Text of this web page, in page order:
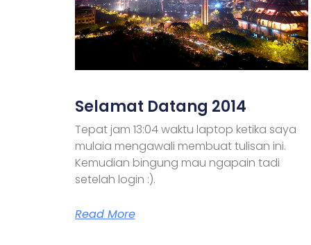
Selamat Datang 2014
Tepat jam 13:04 waktu laptop ketika saya
mulaia mengawali membuat tulisan ini.
Kemudian bingung mau ngapain tadi
setelah login :).
Read More